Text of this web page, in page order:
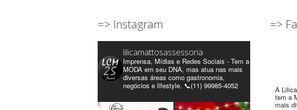
=> Instagram
lilicamattosassessoria
Imprensa, Mídias e Redes Sociais - Tem a
MODA em seu DNA, mas atua nas mais
diversas áreas como gastronomia,
negócios e lifestyle. 📞(11) 99985-4052
=>
A
tem a
mais